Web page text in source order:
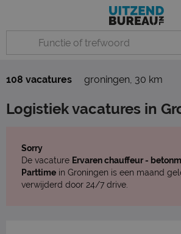
108 vacatures groningen, 30 km
Logistiek vacatures in
Sorry
De vacature Ervaren chauffeur -
Parttime in Groningen is een maand
verwijderd door 24/7 drive.